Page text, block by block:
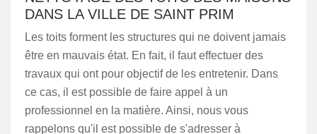
DANS LA VILLE DE SAINT PRIM
Les toits forment les structures qui ne doivent jamais
être en mauvais état. En fait, il faut effectuer des
travaux qui ont pour objectif de les entretenir. Dans
ce cas, il est possible de faire appel à un
professionnel en la matière. Ainsi, nous vous
rappelons qu'il est possible de s'adresser à